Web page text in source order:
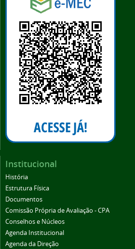
Institucional
História
Estrutura Física
Documentos
Comissão Própria de Avaliação - CPA
Conselhos e Núcleos
Agenda Institucional
Agenda da Direção